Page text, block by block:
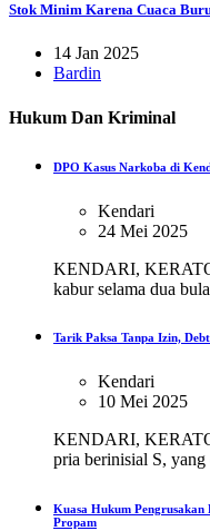
Stok Minim Karena Cuaca
14 Jan 2025
Bardin
Hukum Dan Kriminal
DPO Kasus Narkoba di
Kendari
24 Mei 2025
KENDARI,
kabur selama dua
Tarik Paksa Tanpa Izin,
Kendari
10 Mei 2025
KENDARI,
pria berinisial S, yang
Kuasa Hukum
Propam